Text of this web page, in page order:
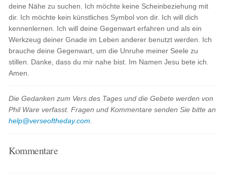
deine Nähe zu suchen. Ich möchte keine Scheinbeziehung mit
dir. Ich möchte kein künstliches Symbol von dir. Ich will dich
kennenlernen. Ich will deine Gegenwart erfahren und als ein
Werkzeug deiner Gnade im Leben anderer benutzt werden. Ich
brauche deine Gegenwart, um die Unruhe meiner Seele zu
stillen. Danke, dass du mir nahe bist. Im Namen Jesu bete ich.
Amen.
Die Gedanken zum Vers des Tages und die Gebete werden von
Phil Ware verfasst. Fragen und Kommentare senden Sie bitte an
help@verseoftheday.com
Kommentare